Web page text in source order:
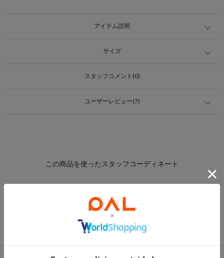
アイテム説明
サイズ
スタッフコメント(0)
ユーザーレビュー(7)